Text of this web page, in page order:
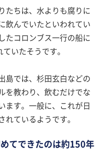
たちは、水よりも腐りに
飲んでいたといわれてい
たコロンブス一行の船に
いたそうです。
島では、杉田玄白などの
を教わり、飲むだけでな
ます。一般に、これが日
れているようです。
てできたのは約150年